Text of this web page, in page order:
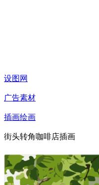
设图网
广告素材
插画绘画
街头转角咖啡店插画